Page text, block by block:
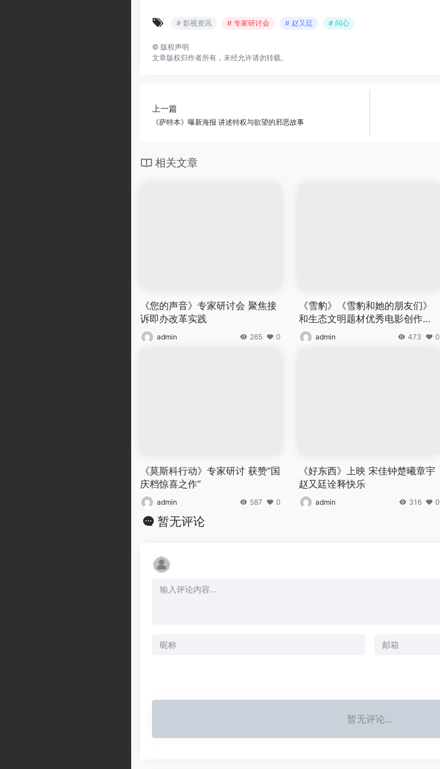
# 影视资讯 # 专家研讨会 # 赵又廷 # 问心
© 版权声明
文章版权归作者所有，未经允许请勿转载。
上一篇
《萨特本》曝新海报 讲述特权与欲望的邪恶故事
相关文章
《您的声音》专家研讨会 聚焦接
诉即办改革实践
admin 265 0
《雪豹》《雪豹和她的朋友们》
和生态文明题材优秀电影创作生
产专家研讨会青海召开
admin 473 0
《莫斯科行动》专家研讨 获赞“国
庆档惊喜之作”
admin 587 0
《好东西》上映 宋佳钟楚曦章宇
赵又廷诠释快乐
admin 316 0
暂无评论
暂无评论...